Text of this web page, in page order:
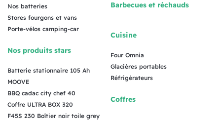
Nos batteries
Stores fourgons et vans
Porte-vélos camping-car
Nos produits stars
Batterie stationnaire 105 Ah
MOOVE
BBQ cadac city chef 40
Coffre ULTRA BOX 320
F45S 230 Boîtier noir toile grey
Barbecues et réchauds
Cuisine
Four Omnia
Glacières portables
Réfrigérateurs
Coffres